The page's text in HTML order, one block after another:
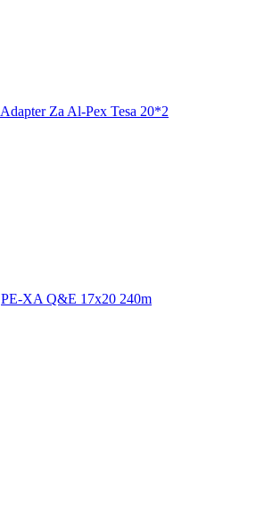
Adapter Za Al-Pex Tesa 20*2
PE-XA Q&E 17x20 240m